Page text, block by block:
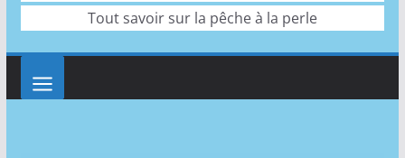
Tout savoir sur la pêche à la perle